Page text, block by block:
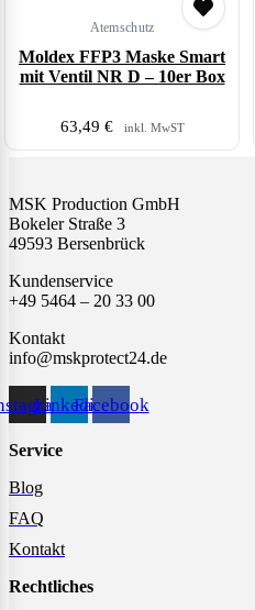
Atemschutz
Moldex FFP3 Maske Smart
mit Ventil NR D – 10er Box
63,49 € inkl. MwST
MSK Production GmbH
Bokeler Straße 3
49593 Bersenbrück
Kundenservice
+49 5464 – 20 33 00
Kontakt
info@mskprotect24.de
LinkedinFacebook
Service
Blog
FAQ
Kontakt
Rechtliches